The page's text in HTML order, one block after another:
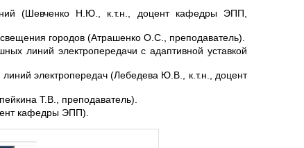
(Шевченко Н.Ю., к.т.н., доцент кафедры ЭПП,
городов (Атрашенко О.С., преподаватель).
линий электропередачи с адаптивной уставкой
электропередач (Лебедева Ю.В., к.т.н., доцент
Т.В., преподаватель).
кафедры ЭПП).